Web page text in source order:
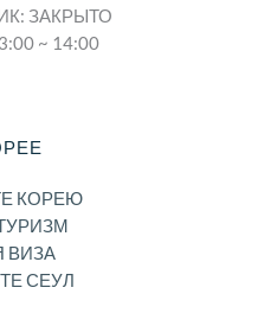
ЗАКРЫТО
~ 14:00
КОРЕЮ
ВИЗА
СЕУЛ